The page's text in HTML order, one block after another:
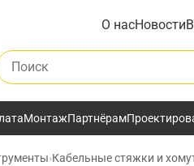
О насНовости
по каталогу
МонтажПартнёрам
›Кабельные стяжки и